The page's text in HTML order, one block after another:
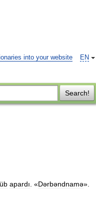
EN
into your website
Search!
apardı . «Dərbəndnamə».